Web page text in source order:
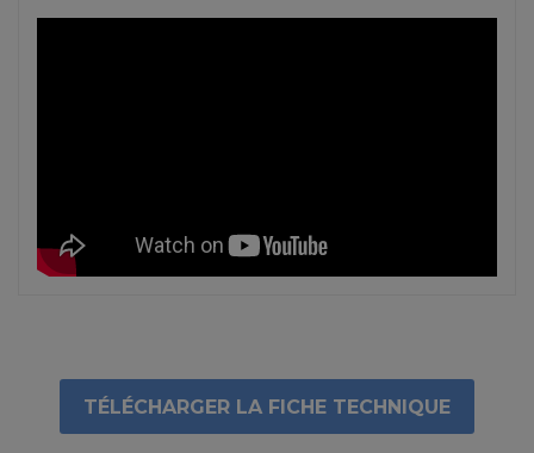
TÉLÉCHARGER LA FICHE TECHNIQUE